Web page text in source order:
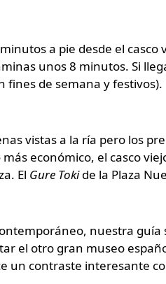
a pie desde el
unos 8 minutos. Si
de semana y
vistas a la ría pero los
económico, el casco
El Gure Tokide la Plaza
nuestra guía
el otro gran museo
un contraste interesante